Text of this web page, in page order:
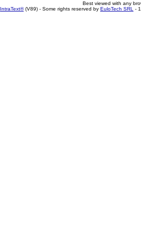
Best viewed with any
IntraText®(V89) - Some rights reserved by EuloTech SRL -